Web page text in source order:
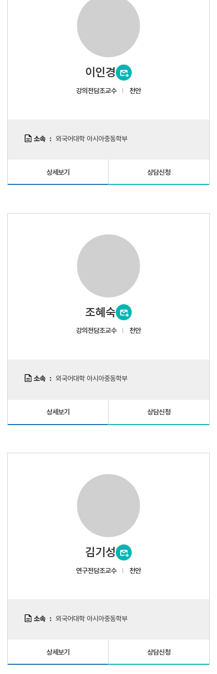
이인경
강의전담조교수 천안
소속 외국어대학 아시아중동학부
상세보기 상담신청
조혜숙
강의전담조교수 천안
소속 외국어대학 아시아중동학부
상세보기 상담신청
김기성
연구전담조교수 천안
소속 외국어대학 아시아중동학부
상세보기 상담신청